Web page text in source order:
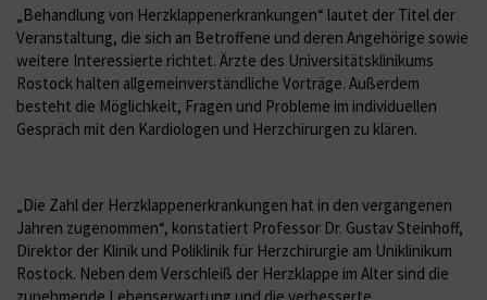
„Behandlung von Herzklappenerkrankungen“ lautet der Titel der
Veranstaltung, die sich an Betroffene und deren Angehörige sowie
weitere Interessierte richtet. Ärzte des Universitätsklinikums
Rostock halten allgemeinverständliche Vorträge. Außerdem
besteht die Möglichkeit, Fragen und Probleme im individuellen
Gespräch mit den Kardiologen und Herzchirurgen zu klären.
„Die Zahl der Herzklappenerkrankungen hat in den vergangenen
Jahren zugenommen“, konstatiert Professor Dr. Gustav Steinhoff,
Direktor der Klinik und Poliklinik für Herzchirurgie am Uniklinikum
Rostock. Neben dem Verschleiß der Herzklappe im Alter sind die